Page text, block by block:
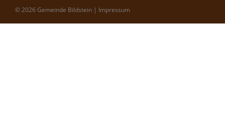
© 2026 Gemeinde Bildstein | Impressum